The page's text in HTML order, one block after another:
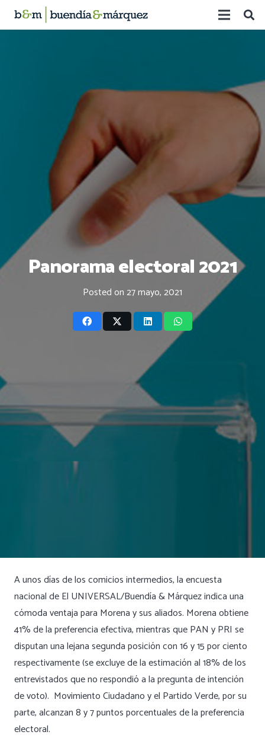
Panorama electoral 2021
Posted on27 mayo, 2021
A unos días de los comicios intermedios, la encuesta
nacional de El UNIVERSAL/Buendía & Márquez indica una
cómoda ventaja para Morena y sus aliados. Morena obtiene
41% de la preferencia efectiva, mientras que PAN y PRI se
disputan una lejana segunda posición con 16 y 15 por ciento
respectivamente (se excluye de la estimación al 18% de los
entrevistados que no respondió a la pregunta de intención
de voto). Movimiento Ciudadano y el Partido Verde, por su
parte, alcanzan 8 y 7 puntos porcentuales de la preferencia
electoral.